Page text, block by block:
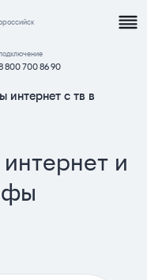
800 700 86 90
интернет c тв в
и